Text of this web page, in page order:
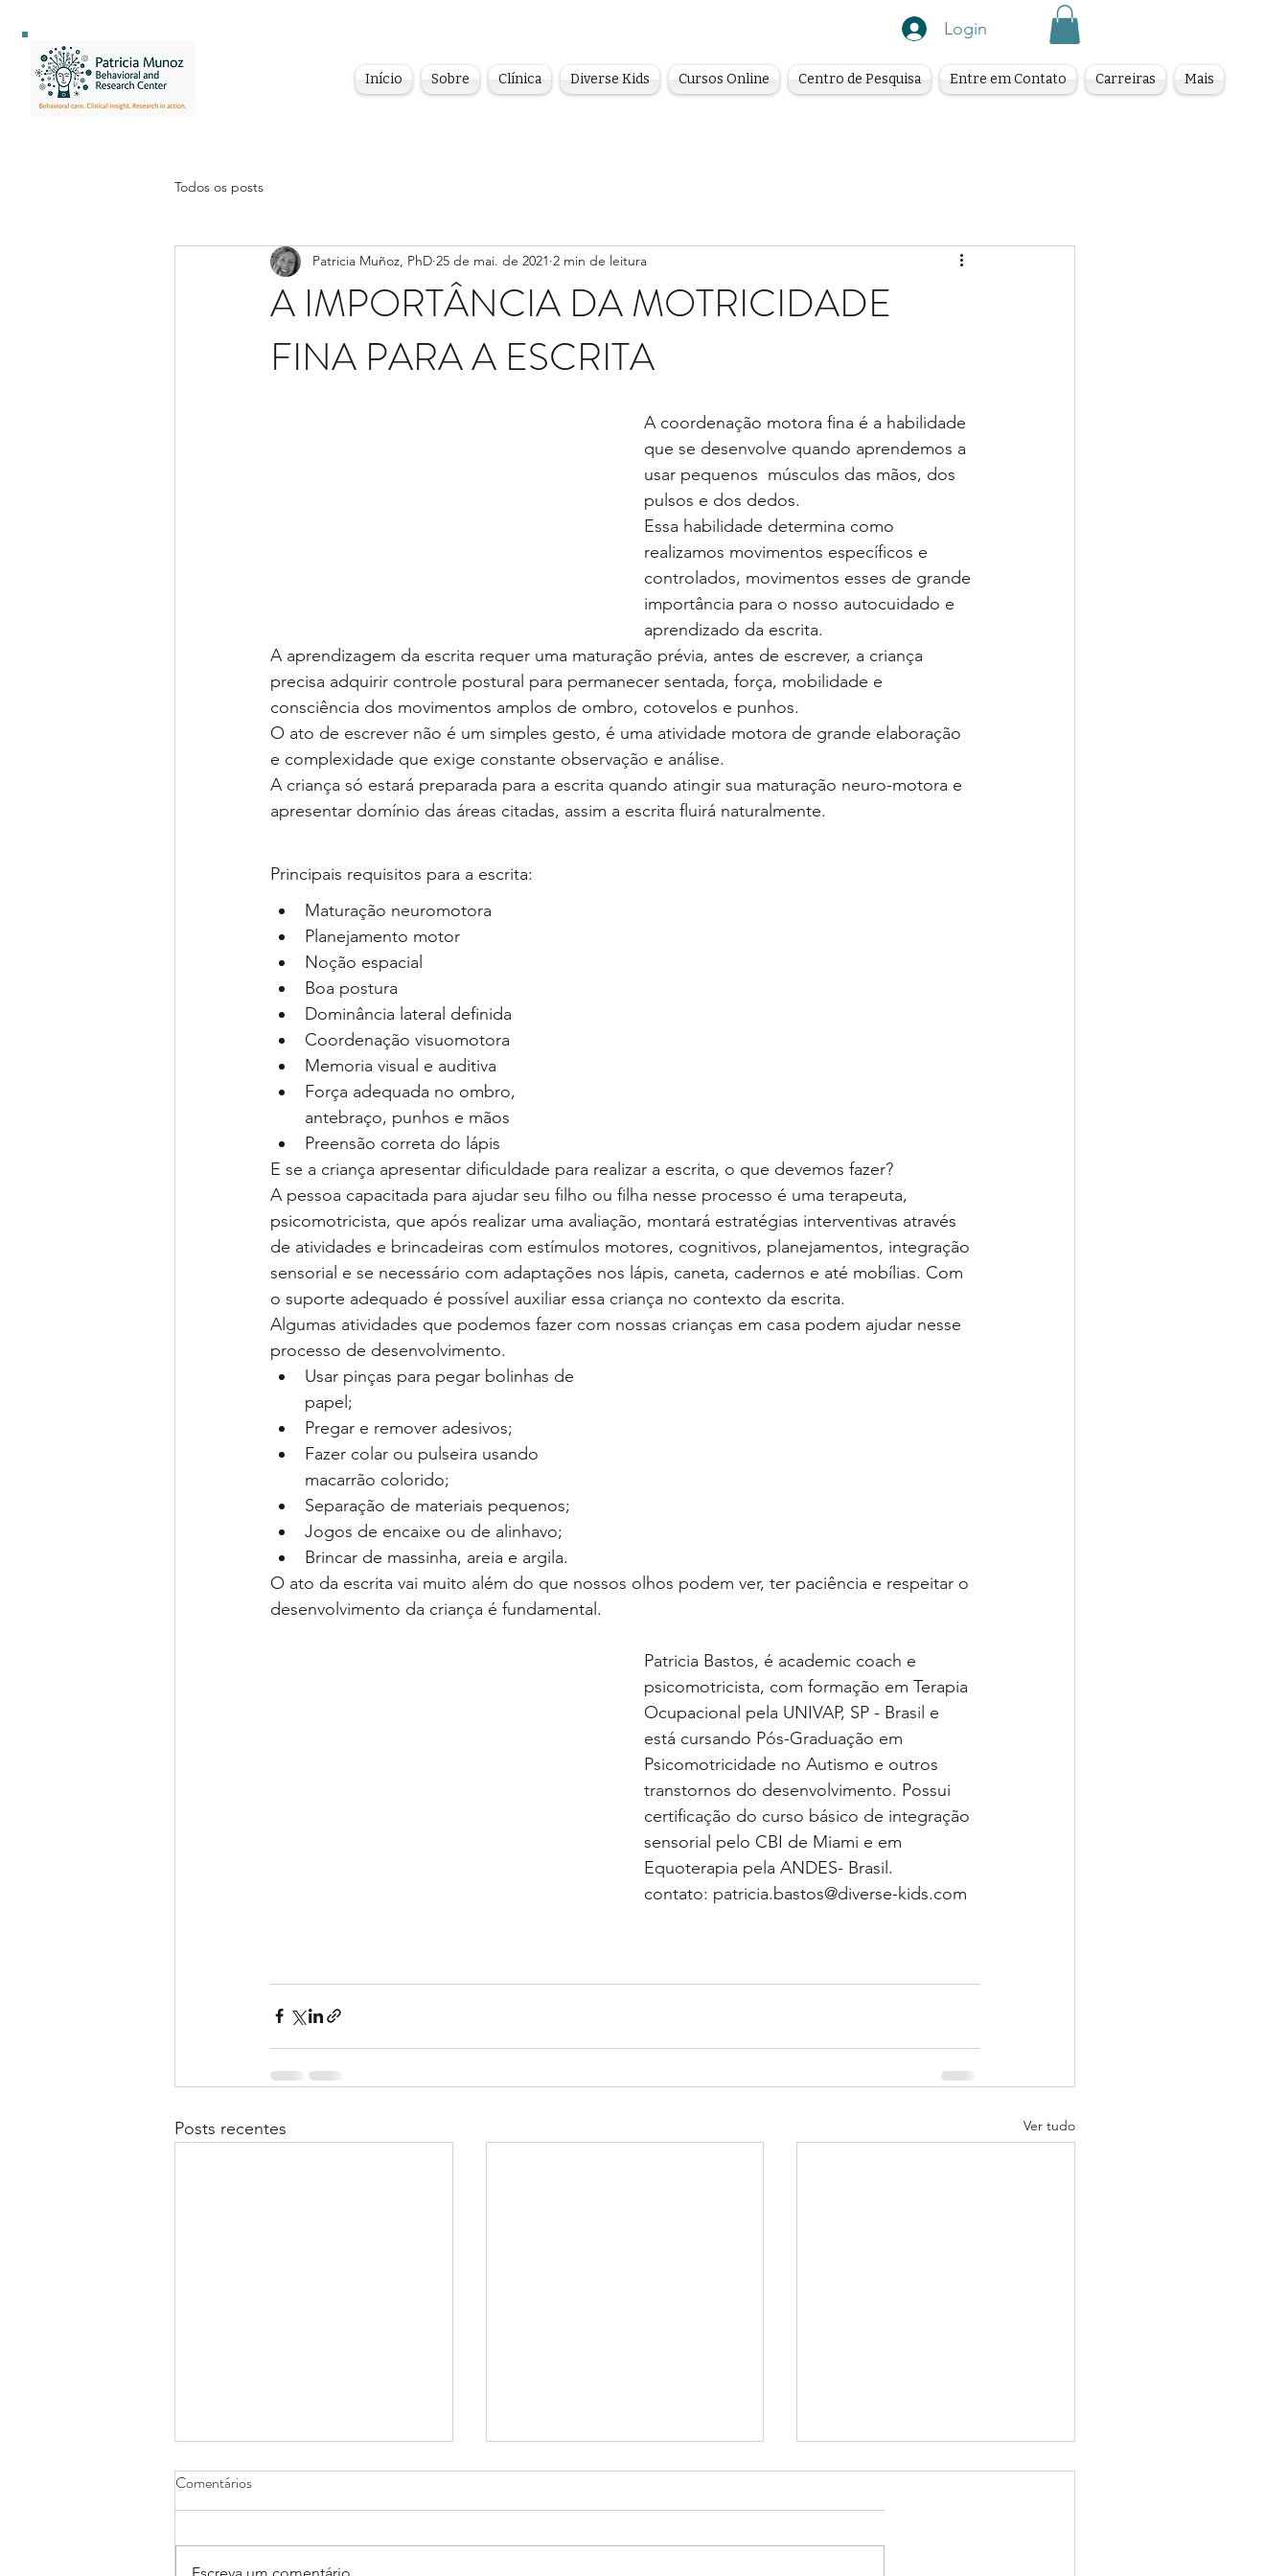
Início Sobre Clínica Diverse Kids Cursos Online Centro de Pesquisa Entre em Contato Carreiras Mais
Login
Todos os posts
A IMPORTÂNCIA DA MOTRICIDADE
FINA PARA A ESCRITA
Patricia Muñoz, PhD 25 de mai. de 2021 2 min de leitura
A coordenação motora fina é a habilidade
que se desenvolve quando aprendemos a
usar pequenos  músculos das mãos, dos
pulsos e dos dedos.
Essa habilidade determina como
realizamos movimentos específicos e
controlados, movimentos esses de grande
importância para o nosso autocuidado e
aprendizado da escrita.
A aprendizagem da escrita requer uma maturação prévia, antes de escrever, a criança
precisa adquirir controle postural para permanecer sentada, força, mobilidade e
consciência dos movimentos amplos de ombro, cotovelos e punhos.
O ato de escrever não é um simples gesto, é uma atividade motora de grande elaboração
e complexidade que exige constante observação e análise.
A criança só estará preparada para a escrita quando atingir sua maturação neuro-motora e
apresentar domínio das áreas citadas, assim a escrita fluirá naturalmente.
Principais requisitos para a escrita:
Maturação neuromotora
Planejamento motor
Noção espacial
Boa postura
Dominância lateral definida
Coordenação visuomotora
Memoria visual e auditiva
Força adequada no ombro,
antebraço, punhos e mãos
Preensão correta do lápis
E se a criança apresentar dificuldade para realizar a escrita, o que devemos fazer?
A pessoa capacitada para ajudar seu filho ou filha nesse processo é uma terapeuta,
psicomotricista, que após realizar uma avaliação, montará estratégias interventivas através
de atividades e brincadeiras com estímulos motores, cognitivos, planejamentos, integração
sensorial e se necessário com adaptações nos lápis, caneta, cadernos e até mobílias. Com
o suporte adequado é possível auxiliar essa criança no contexto da escrita.
Algumas atividades que podemos fazer com nossas crianças em casa podem ajudar nesse
processo de desenvolvimento.
Usar pinças para pegar bolinhas de
papel;
Pregar e remover adesivos;
Fazer colar ou pulseira usando
macarrão colorido;
Separação de materiais pequenos;
Jogos de encaixe ou de alinhavo;
Brincar de massinha, areia e argila.
O ato da escrita vai muito além do que nossos olhos podem ver, ter paciência e respeitar o
desenvolvimento da criança é fundamental.
Patricia Bastos, é academic coach e
psicomotricista, com formação em Terapia
Ocupacional pela UNIVAP, SP - Brasil e
está cursando Pós-Graduação em
Psicomotricidade no Autismo e outros
transtornos do desenvolvimento. Possui
certificação do curso básico de integração
sensorial pelo CBI de Miami e em
Equoterapia pela ANDES- Brasil.
contato: patricia.bastos@diverse-kids.com
Posts recentes Ver tudo
Comentários